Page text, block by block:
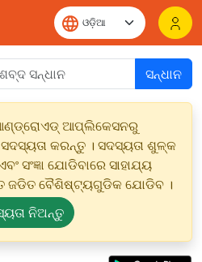
ସନ୍ଧାନ
ଆପ୍ଲିକେସନରୁ
କରନ୍ତୁ । ସଦସ୍ୟତା ଶୁଳ୍କ
ସଂଜ୍ଞା ଯୋଡିବାରେ ସାହାଯ୍ୟ
ଜଡିତ ବୈଶିଷ୍ଟ୍ୟଗୁଡିକ ଯୋଡିବ ।
ନିଅନ୍ତୁ